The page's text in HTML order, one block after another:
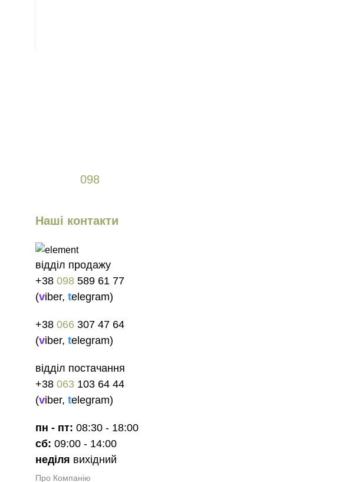
098589 61 77
Наші контакти
відділ продажу
+38 098 589 61 77
(viber, telegram)
+38 066 307 47 64
(viber, telegram)
відділ постачання
+38 063 103 64 44
(viber, telegram)
пн - пт: 08:30 - 18:00
сб: 09:00 - 14:00
неділя вихідний
Про Компанію